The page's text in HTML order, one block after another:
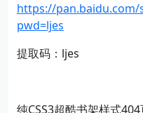
https://pan.baidu.com/
pwd=ljes
提取码：ljes
纯CSS3超酷书架样式